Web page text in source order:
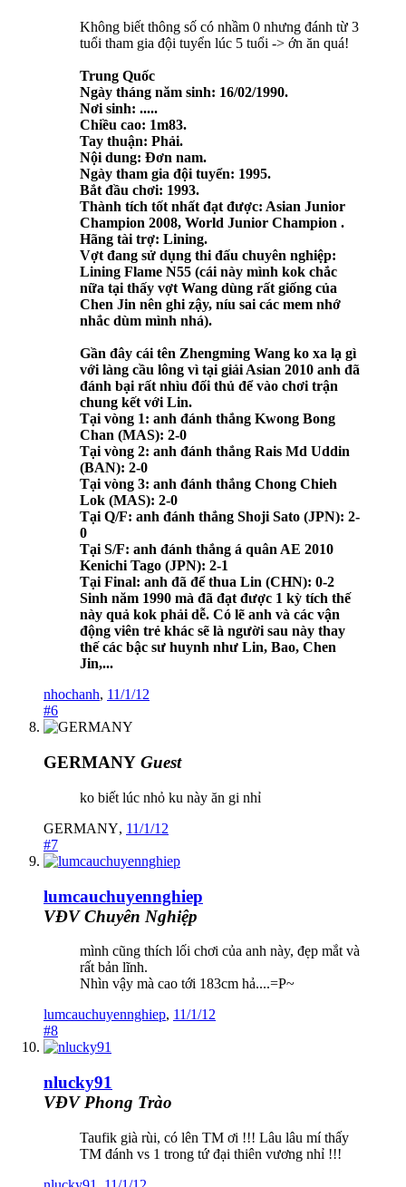
Không biết thông số có nhầm 0 nhưng đánh từ 3
tuổi tham gia đội tuyển lúc 5 tuổi -> ớn ăn quá!
Trung Quốc
Ngày tháng năm sinh: 16/02/1990.
Nơi sinh: .....
Chiều cao: 1m83.
Tay thuận: Phải.
Nội dung: Đơn nam.
Ngày tham gia đội tuyển: 1995.
Bắt đầu chơi: 1993.
Thành tích tốt nhất đạt được: Asian Junior
Champion 2008, World Junior Champion .
Hãng tài trợ: Lining.
Vợt đang sử dụng thi đấu chuyên nghiệp:
Lining Flame N55 (cái này mình kok chắc
nữa tại thấy vợt Wang dùng rất giống của
Chen Jin nên ghi zậy, níu sai các mem nhớ
nhắc dùm mình nhá).
Gần đây cái tên Zhengming Wang ko xa lạ gì
với làng cầu lông vì tại giải Asian 2010 anh đã
đánh bại rất nhìu đối thủ để vào chơi trận
chung kết với Lin.
Tại vòng 1: anh đánh thắng Kwong Bong
Chan (MAS): 2-0
Tại vòng 2: anh đánh thắng Rais Md Uddin
(BAN): 2-0
Tại vòng 3: anh đánh thắng Chong Chieh
Lok (MAS): 2-0
Tại Q/F: anh đánh thắng Shoji Sato (JPN): 2-
0
Tại S/F: anh đánh thắng á quân AE 2010
Kenichi Tago (JPN): 2-1
Tại Final: anh đã để thua Lin (CHN): 0-2
Sinh năm 1990 mà đã đạt được 1 kỳ tích thế
này quả kok phải dễ. Có lẽ anh và các vận
động viên trẻ khác sẽ là người sau này thay
thế các bậc sư huynh như Lin, Bao, Chen
Jin,...
nhochanh, 11/1/12
#6
GERMANY Guest
ko biết lúc nhỏ ku này ăn gi nhỉ
GERMANY, 11/1/12
#7
lumcauchuyennghiep
VĐV Chuyên Nghiệp
mình cũng thích lối chơi của anh này, đẹp mắt và
rất bản lĩnh.
Nhìn vậy mà cao tới 183cm hả....=P~
lumcauchuyennghiep, 11/1/12
#8
nlucky91
VĐV Phong Trào
Taufik già rùi, có lên TM ơi !!! Lâu lâu mí thấy
TM đánh vs 1 trong tứ đại thiên vương nhỉ !!!